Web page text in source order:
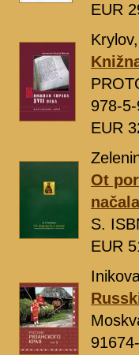
EUR
978-
EUR
Ot
S.
EUR